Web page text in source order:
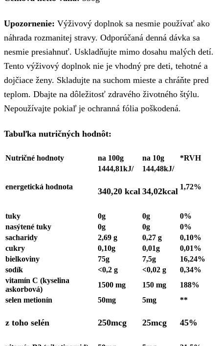
Upozornenie: Výživový doplnok sa nesmie používať ako
náhrada rozmanitej stravy. Odporúčaná denná dávka sa
nesmie presiahnuť. Uskladňujte mimo dosahu malých detí.
Tento výživový doplnok nie je vhodný pre deti, tehotné a
dojčiace ženy. Skladujte na suchom mieste a chráňte pred
teplom. Dbajte na dôležitosť zdravého životného štýlu.
Nepoužívajte pokiaľ je ochranná fólia poškodená.
Tabuľka nutričných hodnôt:
Nutričné hodnoty na 100g na 10g *RVH
energetická hodnota
1444,81kJ/
340,20 kcal
144,48kJ/
34,02kcal 1,72%
tuky 0g 0g
0%
nasýtené tuky
0g 0g
0%
sacharidy
2,69 g 0,27 g
0,10%
cukry
0,10g 0,01g
0,01%
bielkoviny
75g 7,5g
16,24%
sodík
<0,2 g <0,02 g
0,34%
vitamín C (kyselina
askorbová)
1500 mg 150 mg
188%
selen metionín
z toho selén
50mg
250mcg
5mg
25mcg
**
45%